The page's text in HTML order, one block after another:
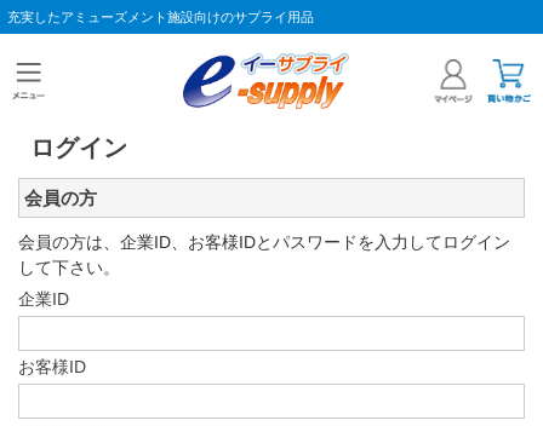
充実したアミューズメント施設向けのサプライ用品
ログイン
会員の方
会員の方は、企業ID、お客様IDとパスワードを入力してログイン
して下さい。
企業ID
お客様ID